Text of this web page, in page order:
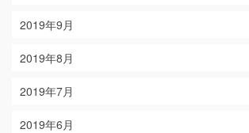
2019年9月
2019年8月
2019年7月
2019年6月